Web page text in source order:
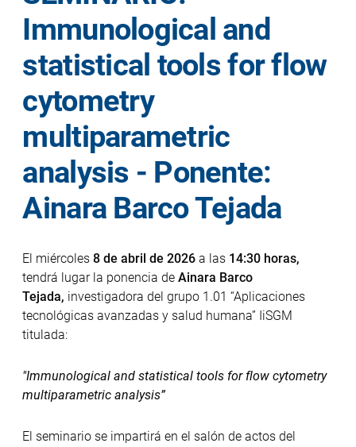
Immunological and
statistical tools for flow
cytometry
multiparametric
analysis - Ponente:
Ainara Barco Tejada
El miércoles8 de abril de 2026a las 14:30 horas,
tendrá lugar la ponencia deAinara Barco
Tejada, investigadora del grupo 1.01 “Aplicaciones
tecnológicas avanzadas y salud humana” IiSGM
titulada:
"Immunological and statistical tools for flow cytometry
multiparametric analysis”
El seminario se impartirá en el salón de actos del